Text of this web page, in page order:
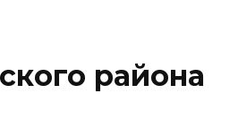
района